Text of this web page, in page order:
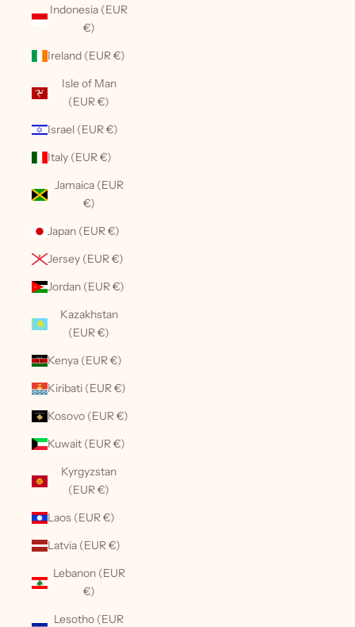
Indonesia (EUR
€)
Ireland (EUR €)
Isle of Man
(EUR €)
Israel (EUR €)
Italy (EUR €)
Jamaica (EUR
€)
Japan (EUR €)
Jersey (EUR €)
Jordan (EUR €)
Kazakhstan
(EUR €)
Kenya (EUR €)
Kiribati (EUR €)
Kosovo (EUR €)
Kuwait (EUR €)
Kyrgyzstan
(EUR €)
Laos (EUR €)
Latvia (EUR €)
Lebanon (EUR
€)
Lesotho (EUR